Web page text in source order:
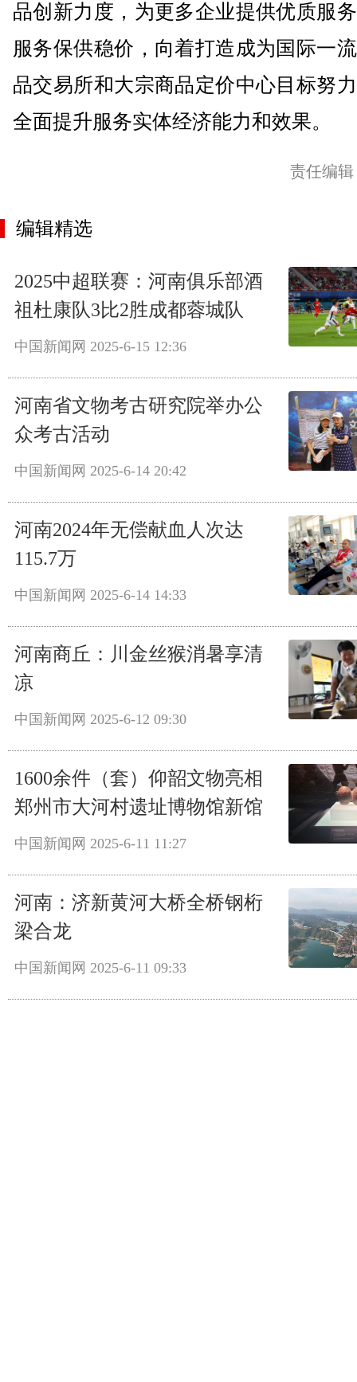
品创新力度，为更多企业提供优质服
服务保供稳价，向着打造成为国际一
品交易所和大宗商品定价中心目标努
全面提升服务实体经济能力和效果。
责任编
编辑精选
2025中超联赛：河南俱乐部酒
祖杜康队3比2胜成都蓉城队
中国新闻网 2025-6-15 12:36
河南省文物考古研究院举办公
众考古活动
中国新闻网 2025-6-14 20:42
河南2024年无偿献血人次达
115.7万
中国新闻网 2025-6-14 14:33
河南商丘：川金丝猴消暑享清
凉
中国新闻网 2025-6-12 09:30
1600余件（套）仰韶文物亮相
郑州市大河村遗址博物馆新馆
中国新闻网 2025-6-11 11:27
河南：济新黄河大桥全桥钢桁
梁合龙
中国新闻网 2025-6-11 09:33